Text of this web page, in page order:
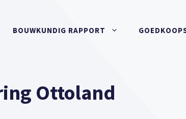
BOUWKUNDIG RAPPORT
Ottoland